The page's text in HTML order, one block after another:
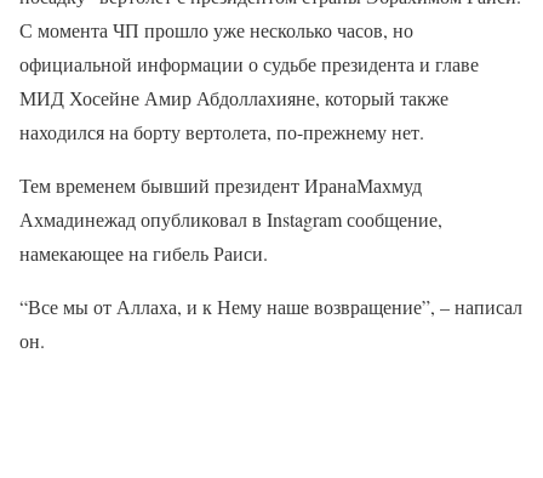
С момента ЧП прошло уже несколько часов, но
официальной информации о судьбе президента и главе
МИД Хосейне Амир Абдоллахияне, который также
находился на борту вертолета, по-прежнему нет.
Тем временем бывший президент ИранаМахмуд
Ахмадинежад опубликовал в Instagram сообщение,
намекающее на гибель Раиси.
“Все мы от Аллаха, и к Нему наше возвращение”, – написал
он.